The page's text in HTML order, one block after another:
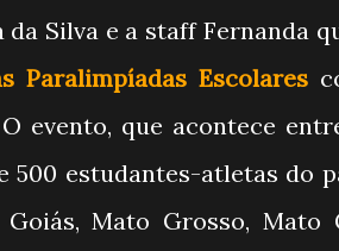
Silva e a staff Fernanda
Paralimpíadas Escolares
evento, que acontece
500 estudantes-atletas do
Goiás, Mato Grosso, Mato